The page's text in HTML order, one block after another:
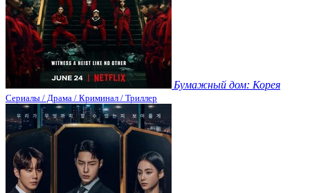
Бумажный дом: Корея
Сериалы / Драма / Криминал / Триллер